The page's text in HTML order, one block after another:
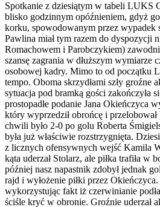
Spotkanie z dziesiątym w tabeli LUKS
blisko godzinnym opóźnieniem, gdyż
korku, spowodowanym przez wypadek
Pawlina miał tym razem do dyspozycji
Romachowem i Parobczykiem)
szansę zagrania w dłuższym wymiarze
osobowej kadry. Mimo to od początku
tempo. Oboma skrzydłami szły groźne
sytuacja pod bramką gości zakończyła
prostopadłe podanie Jana Okieńczyca
który wyprzedził obrońcę i
chwili było 2-0 po golu Roberta
była już właściwie rozstrzygnięta.
z licznych ofensywnych wejść Kamila
kąta uderzał Stolarz, ale piłka trafiła w
później nasz napastnik zdobył jednak
rajd i wyłożenie piłki przez
wykorzystując fakt iż czerwinianie
ściśle kryć w obronie. Groźnie uderzał